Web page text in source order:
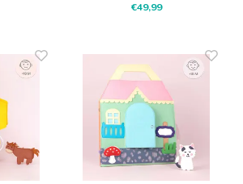
schuiven de fijne motoriek,
€49,99